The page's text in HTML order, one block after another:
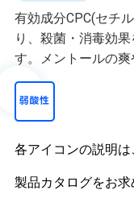
有効成分CPC(セチ
り、殺菌・消毒効
す。メントールの爽
各アイコンの説明は
製品カタログをお